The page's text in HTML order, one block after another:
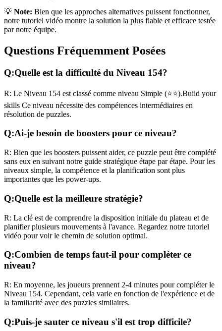
💡 Note: Bien que les approches alternatives puissent fonctionner,
notre tutoriel vidéo montre la solution la plus fiable et efficace testée
par notre équipe.
Questions Fréquemment Posées
Q:Quelle est la difficulté du Niveau 154?
R: Le Niveau 154 est classé comme niveau Simple (⭐⭐).Build your
skills Ce niveau nécessite des compétences intermédiaires en
résolution de puzzles.
Q:Ai-je besoin de boosters pour ce niveau?
R: Bien que les boosters puissent aider, ce puzzle peut être complété
sans eux en suivant notre guide stratégique étape par étape. Pour les
niveaux simple, la compétence et la planification sont plus
importantes que les power-ups.
Q:Quelle est la meilleure stratégie?
R: La clé est de comprendre la disposition initiale du plateau et de
planifier plusieurs mouvements à l'avance. Regardez notre tutoriel
vidéo pour voir le chemin de solution optimal.
Q:Combien de temps faut-il pour compléter ce
niveau?
R: En moyenne, les joueurs prennent 2-4 minutes pour compléter le
Niveau 154. Cependant, cela varie en fonction de l'expérience et de
la familiarité avec des puzzles similaires.
Q:Puis-je sauter ce niveau s'il est trop difficile?